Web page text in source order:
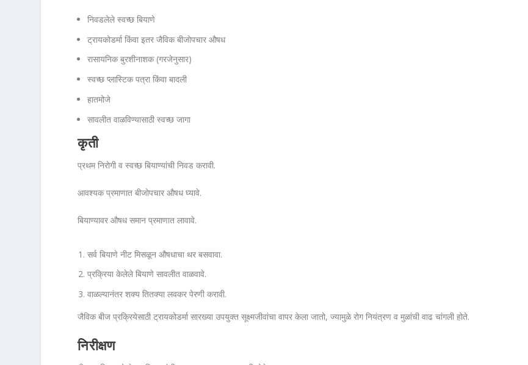
निवडलेले स्वच्छ बियाणे
ट्रायकोडर्मा किंवा इतर जैविक बीजोपचार औषध
रासायनिक बुरशीनाशक (गरजेनुसार)
स्वच्छ प्लास्टिक पत्रा किंवा बादली
हातमोजे
सावलीत वाळविण्यासाठी स्वच्छ जागा
कृती
प्रथम निरोगी व स्वच्छ बियाण्यांची निवड करावी.
आवश्यक प्रमाणात बीजोपचार औषध घ्यावे.
बियाण्यावर औषध समान प्रमाणात लावावे.
सर्व बियाणे नीट मिसळून औषधाचा थर बसवावा.
प्रक्रिया केलेले बियाणे सावलीत वाळवावे.
वाळल्यानंतर शक्य तितक्या लवकर पेरणी करावी.
जैविक बीज प्रक्रियेसाठी ट्रायकोडर्मा सारख्या उपयुक्त सूक्ष्मजीवांचा वापर केला जातो, ज्यामुळे रोग नियंत्रण व मुळांची वाढ चांगली होते.
निरीक्षण